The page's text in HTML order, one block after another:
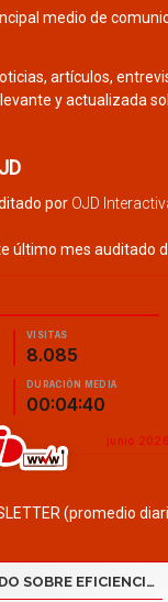
medio de
artículos,
y actualizada
por OJD
último mes auditado
(promedio